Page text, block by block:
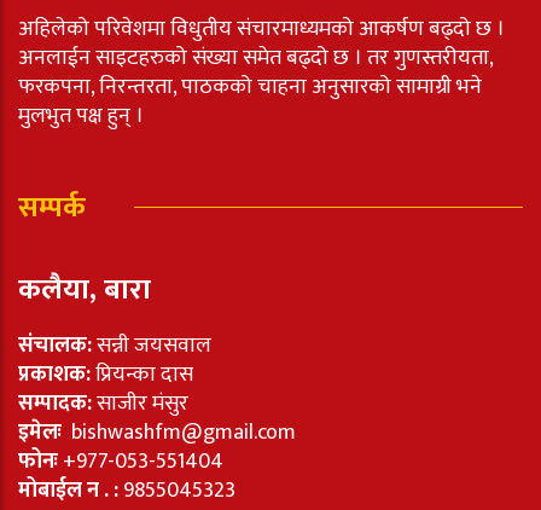
अहिलेको परिवेशमा विधुतीय संचारमाध्यमको आकर्षण बढ्दो छ ।
अनलाईन साइटहरुको संख्या समेत बढ्दो छ । तर गुणस्तरीयता,
फरकपना, निरन्तरता, पाठकको चाहना अनुसारको सामाग्री भने
मुलभुत पक्ष हुन् ।
सम्पर्क
कलैया, बारा
संचालक:सन्नी जयसवाल
प्रकाशक:प्रियन्का दास
सम्पादक:साजीर मंसुर
इमेलः bishwashfm@gmail.com
फोनः+977-053-551404
मोबाईल न . :9855045323